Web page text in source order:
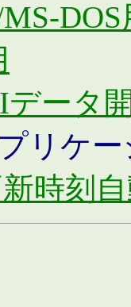
DOS
ータ
リケ
時刻